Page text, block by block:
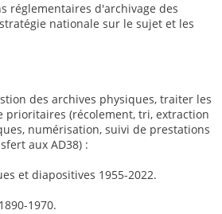
réglementaires d'archivage des
nationale sur le sujet et les
des archives physiques, traiter les
prioritaires (récolement, tri, extraction
numérisation, suivi de prestations
aux AD38) :
et diapositives 1955-2022.
1970.